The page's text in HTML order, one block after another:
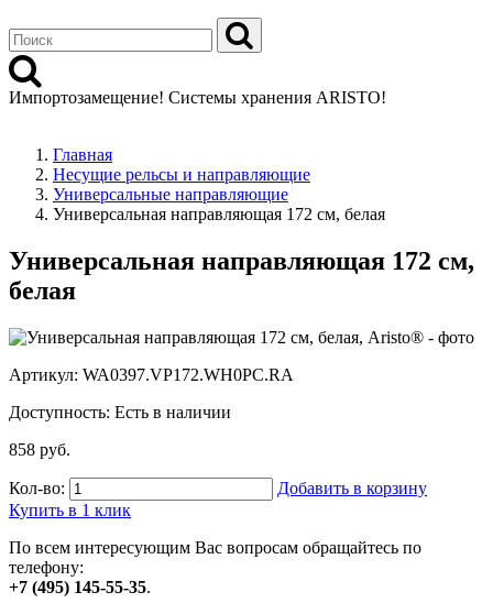
Импортозамещение! Системы хранения ARISTO!
Главная
Несущие рельсы и направляющие
Универсальные направляющие
Универсальная направляющая 172 см, белая
Универсальная направляющая 172 см,
белая
Артикул: WA0397.VP172.WH0PC.RA
Доступность: Есть в наличии
858 руб.
Кол-во:
Добавить в корзину
Купить в 1 клик
По всем интересующим Вас вопросам обращайтесь по
телефону:
+7 (495) 145-55-35.